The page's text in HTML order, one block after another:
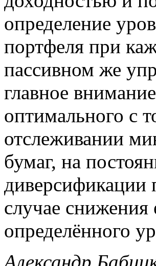
определение
портфеля при
пассивном же
главное
оптимального с
отслеживании
бумаг, на
диверсификации
случае снижения
определённого
Александр